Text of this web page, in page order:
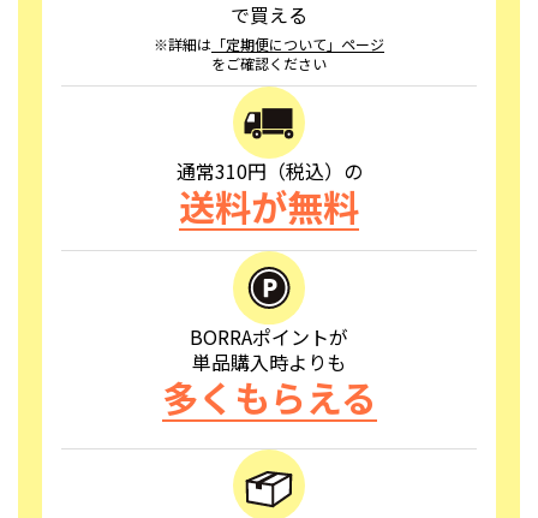
で買える
※詳細は 「定期便について」ページ
をご確認ください
通常310円（税込）の
送料が無料
BORRAポイントが
単品購入時よりも
多くもらえる